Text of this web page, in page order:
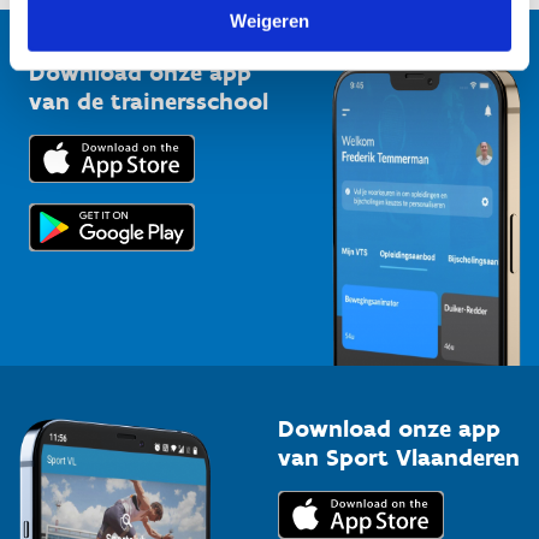
Weigeren
Bedrijven
Trainers en begeleiders
Topsporters
Vlaamse Trainersschool
Kennisplatform
Downloads
Voor de pers
Download onze app
van de trainersschool
Download onze app
van Sport Vlaanderen